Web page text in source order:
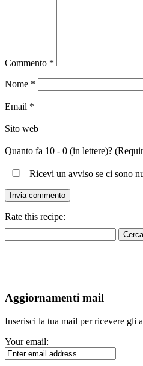
Commento *
Nome *
Email *
Sito web
Quanto fa 10 - 0 (in lettere)?
Ricevi un avviso se ci sono
Rate this recipe:
per:
Aggiornamenti mail
Inserisci la tua mail per ricevere gli
Your email: